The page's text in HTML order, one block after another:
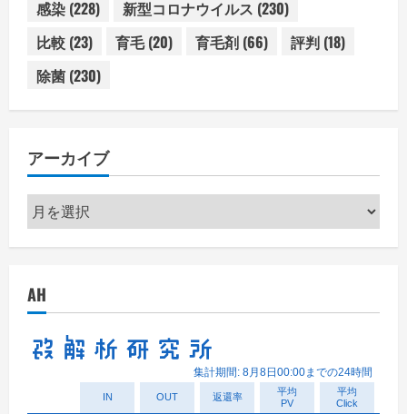
感染 (228) 新型コロナウイルス (230)
比較 (23) 育毛(20) 育毛剤 (66) 評判 (18)
除菌 (230)
アーカイブ
ア
ー
ブ
AH